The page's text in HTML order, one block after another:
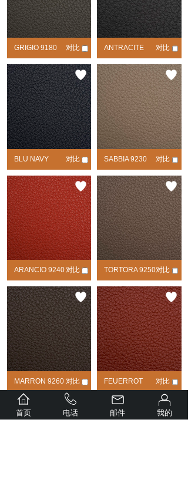
GRIGIO 9180 对比 ANTRACITE
9190
对比
BLU NAVY
9210
对比 SABBIA 9230 对比
ARANCIO 9240对比 TORTORA 9250对比
MARRON 9260 对比 FEUERROT
9270
对比
首页 电话 邮件 我的